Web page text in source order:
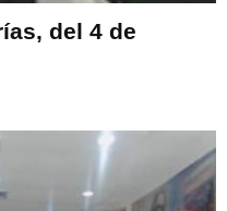
del 4 de